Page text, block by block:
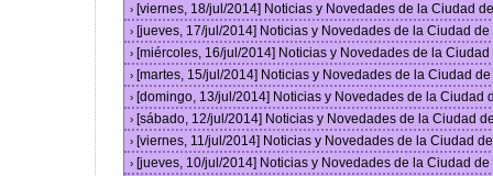
› [viernes, 18/jul/2014] Noticias y Novedades de la Ciudad
› [jueves, 17/jul/2014] Noticias y Novedades de la Ciudad
› [miércoles, 16/jul/2014] Noticias y Novedades de la
› [martes, 15/jul/2014] Noticias y Novedades de la Ciudad
› [domingo, 13/jul/2014] Noticias y Novedades de la Ciudad
› [sábado, 12/jul/2014] Noticias y Novedades de la Ciudad
› [viernes, 11/jul/2014] Noticias y Novedades de la Ciudad
› [jueves, 10/jul/2014] Noticias y Novedades de la Ciudad